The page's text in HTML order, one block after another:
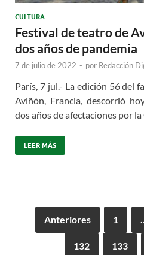
CULTURA
Festival de teatro de
dos años de pandemia
7 de julio de 2022 - por Redacción
París, 7 jul.- La edición 56 del
Aviñón, Francia, descorrió
dos años de afectaciones por
LEER MÁS
Anteriores 1
132 133